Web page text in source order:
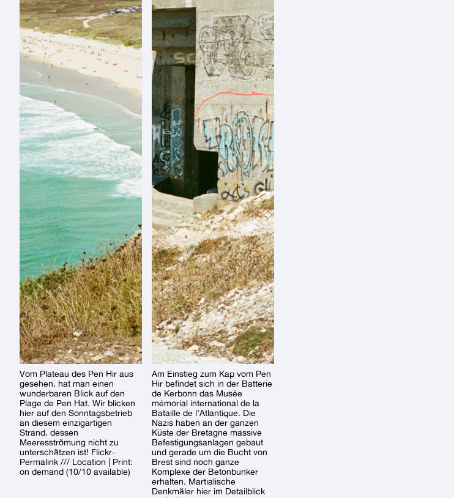
Vom Plateau des Pen Hir aus
gesehen, hat man einen
wunderbaren Blick auf den
Plage de Pen Hat. Wir blicken
hier auf den Sonntagsbetrieb
an diesem einzigartigen
Strand, dessen
Meeresströmung nicht zu
unterschätzen ist! Flickr-
Permalink /// Location | Print:
on demand (10/10 available)
Am Einstieg zum Kap vom Pen
Hir befindet sich in der Batterie
de Kerbonn das Musée
mémorial international de la
Bataille de l’Atlantique. Die
Nazis haben an der ganzen
Küste der Bretagne massive
Befestigungsanlagen gebaut
und gerade um die Bucht von
Brest sind noch ganze
Komplexe der Betonbunker
erhalten. Martialische
Denkmäler hier im Detailblick